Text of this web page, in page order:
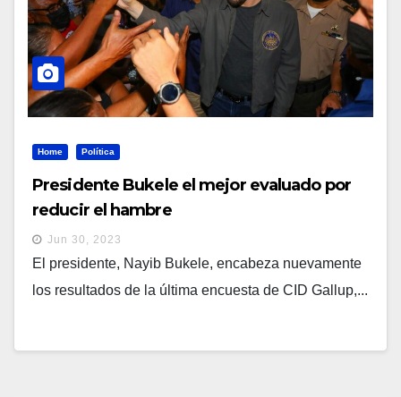
Home Política
Presidente Bukele el mejor evaluado por
reducir el hambre
Jun 30, 2023
El presidente, Nayib Bukele, encabeza nuevamente
los resultados de la última encuesta de CID Gallup,...